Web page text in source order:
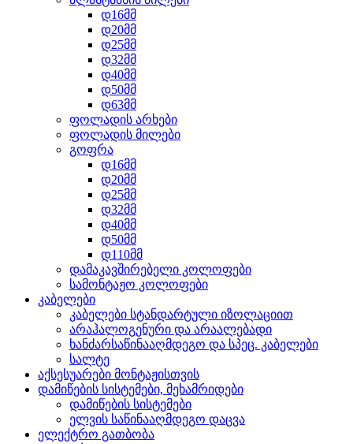
დ16მმ
დ20მმ
დ25მმ
დ32მმ
დ40მმ
დ50მმ
დ63მმ
ფოლადის არხები
ფოლადის მილები
გოფრა
დ16მმ
დ20მმ
დ25მმ
დ32მმ
დ40მმ
დ50მმ
დ110მმ
დამაკავშირებელი კოლოფები
სამონტაჟო კოლოფები
კაბელები
კაბელები სტანდარტული იზოლაციით
არაჰალოგენური და არაალებადი
ხანძარსაწინააღმდეგო და სპეც. კაბელები
სალტე
აქსესუარები მონტაჟისთვის
დამიწების სისტემები, მეხამრიდები
დამიწების სისტემები
ელვის საწინააღმდეგო დაცვა
ელექტრო გათბობა